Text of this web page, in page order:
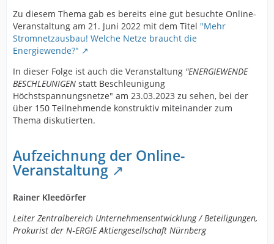
Zu diesem Thema gab es bereits eine gut besuchte Online-
Veranstaltung am 21. Juni 2022 mit dem Titel "Mehr
Stromnetzausbau! Welche Netze braucht die
Energiewende?"
In dieser Folge ist auch die Veranstaltung "ENERGIEWENDE
BESCHLEUNIGEN statt Beschleunigung
Höchstspannungsnetze" am 23.03.2023 zu sehen, bei der
über 150 Teilnehmende konstruktiv miteinander zum
Thema diskutierten.
Aufzeichnung der Online-
Veranstaltung
Rainer Kleedörfer
Leiter Zentralbereich Unternehmensentwicklung / Beteiligungen,
Prokurist der N‑ERGIEAktiengesellschaft Nürnberg